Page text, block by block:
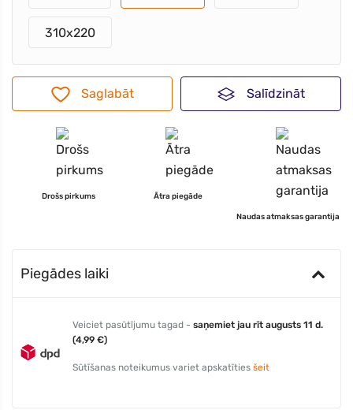
310x220
Saglabāt Salīdzināt
Drošs pirkums Ātra piegāde
Naudas atmaksas garantija
Piegādes laiki
Veiciet pasūtījumu tagad - saņemiet jau rīt augusts 11 d.
(4,99 €)
Sūtīšanas noteikumus variet apskatīties šeit